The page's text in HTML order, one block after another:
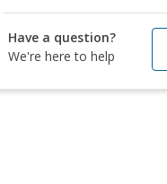
Have a question?
We're here to help